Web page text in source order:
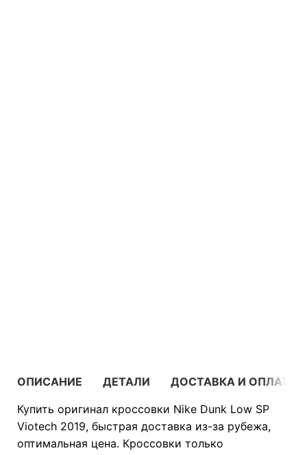
ОПИСАНИЕ ДЕТАЛИ
ДОСТАВКА И ОПЛАТА
Купить оригинал кроссовки Nike Dunk Low SP
Viotech 2019, быстрая доставка из-за рубежа,
оптимальная цена. Кроссовки только